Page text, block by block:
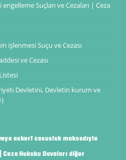
Suçları ve Cezaları | Ceza
işlenmesi Suçu ve Cezası
ve Cezası
Devletini, Devletin kurum ve
askerî casusluk maksadıyla
Hukuku Davaları diğer